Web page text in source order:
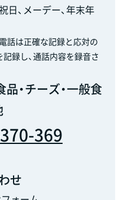
日、メーデー、年末年
話は正確な記録と応対の
録し、通話内容を録音さ
・チーズ・一般食
369
せ